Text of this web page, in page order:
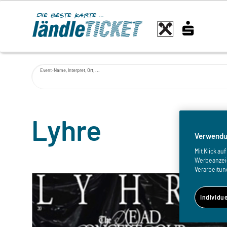
Event-Name, Interpret, Ort, ...
Lyhre
Mit Klick